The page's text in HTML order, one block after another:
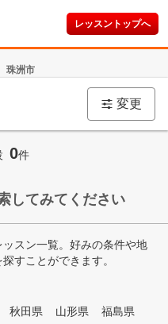
レッスントップへ
珠洲市
変更
0件
してみてください
スン一覧。好みの条件や地
すことができます。
秋田県 山形県
福島県